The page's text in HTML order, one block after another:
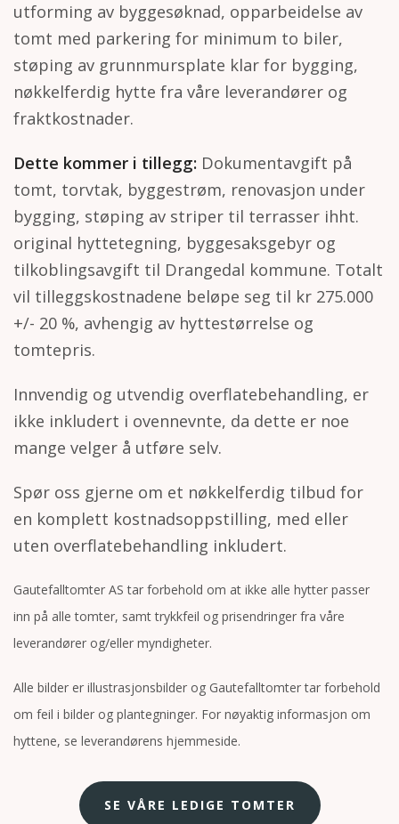
utforming av byggesøknad, opparbeidelse av
tomt med parkering for minimum to biler,
støping av grunnmursplate klar for bygging,
nøkkelferdig hytte fra våre leverandører og
fraktkostnader.
Dette kommer i tillegg: Dokumentavgift på
tomt, torvtak, byggestrøm, renovasjon under
bygging, støping av striper til terrasser ihht.
original hyttetegning, byggesaksgebyr og
tilkoblingsavgift til Drangedal kommune. Totalt
vil tilleggskostnadene beløpe seg til kr 275.000
+/- 20 %, avhengig av hyttestørrelse og
tomtepris.
Innvendig og utvendig overflatebehandling, er
ikke inkludert i ovennevnte, da dette er noe
mange velger å utføre selv.
Spør oss gjerne om et nøkkelferdig tilbud for
en komplett kostnadsoppstilling, med eller
uten overflatebehandling inkludert.
Gautefalltomter AS tar forbehold om at ikke alle hytter passer
inn på alle tomter, samt trykkfeil og prisendringer fra våre
leverandører og/eller myndigheter.
Alle bilder er illustrasjonsbilder og Gautefalltomter tar forbehold
om feil i bilder og plantegninger. For nøyaktig informasjon om
hyttene, se leverandørens hjemmeside.
SE VÅRE LEDIGE TOMTER